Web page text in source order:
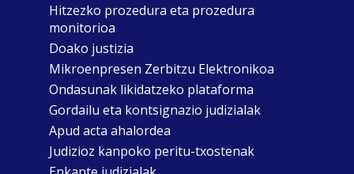
Hitzezko prozedura eta prozedura
monitorioa
Doako justizia
Mikroenpresen Zerbitzu Elektronikoa
Ondasunak likidatzeko plataforma
Gordailu eta kontsignazio judizialak
Apud acta ahalordea
Judizioz kanpoko peritu-txostenak